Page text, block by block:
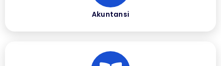
Akuntansi